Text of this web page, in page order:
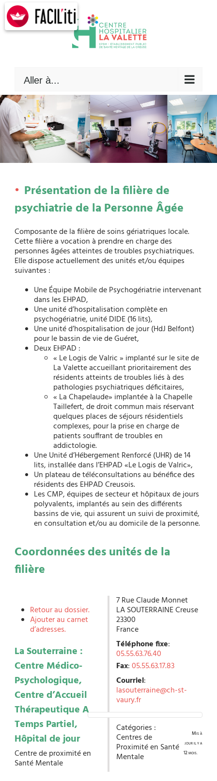
Skip
content
Aller à...
Présentation de la filière de
psychiatrie de la Personne Âgée
Composante de la filière de soins gériatriques locale.
Cette filière a vocation à prendre en charge des
personnes âgées atteintes de troubles psychiatriques.
Elle dispose actuellement des unités et/ou équipes
suivantes :
Une Équipe Mobile de Psychogériatrie intervenant
dans les EHPAD,
Une unité d’hospitalisation complète en
psychogériatrie, unité DIDE (16 lits),
Une unité d’hospitalisation de jour (HdJ Belfont)
pour le bassin de vie de Guéret,
Deux EHPAD :
« Le Logis de Valric » implanté sur le site de
La Valette accueillant prioritairement des
résidents atteints de troubles liés à des
pathologies psychiatriques déficitaires,
« La Chapelaude» implantée à la Chapelle
Taillefert, de droit commun mais réservant
quelques places de séjours résidentiels
complexes, pour la prise en charge de
patients souffrant de troubles en
addictologie.
Une Unité d’Hébergement Renforcé (UHR) de 14
lits, installée dans l’EHPAD «Le Logis de Valric»,
Un plateau de téléconsultations au bénéfice des
résidents des EHPAD Creusois.
Les CMP, équipes de secteur et hôpitaux de jours
polyvalents, implantés au sein des différents
bassins de vie, qui assurent un suivi de proximité,
en consultation et/ou au domicile de la personne.
Coordonnées des unités de la
filière
Retour au dossier.
Ajouter au carnet
d’adresses.
La Souterraine :
Centre Médico-
Psychologique,
Centre d’Accueil
Thérapeutique A
Temps Partiel,
Hôpital de jour
Centre de proximité en
Santé Mentale
7 Rue Claude Monnet
LA SOUTERRAINECreuse
23300
France
Téléphone fixe:
05.55.63.76.40
Fax:05.55.63.17.83
Courriel:
lasouterraine@ch-st-
vaury.fr
Catégories :
Centres de
Proximité en Santé
Mentale
Mis à
jour il y a
12 mois.